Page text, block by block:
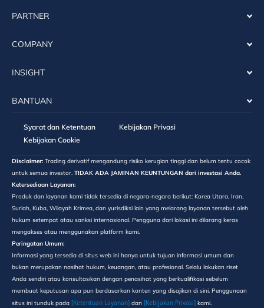
PARTNER
COMPANY
INSIGHT
BANTUAN
Syarat dan Ketentuan
Kebijakan Privasi
Kebijakan Cookie
Disclaimer: Trading derivatif mengandung risiko kerugian tinggi dan belum tentu cocok
untuk semua investor. TIDAK ADA JAMINAN KEUNTUNGAN dari investasi Anda.
Ketersediaan Layanan:
Produk dan layanan kami tidak tersedia di negara-negara berikut: Korea Utara, Iran,
Suriah, Kuba, Wilayah Krimea, dan yurisdiksi lain yang melarang layanan tersebut oleh
hukum setempat atau sanksi internasional. Pengguna dari lokasi ini dilarang keras
mengakses atau menggunakan platform kami.
Peringatan Umum:
Informasi yang tersedia di situs web ini hanya untuk tujuan informasi umum dan
bukan merupakan nasihat hukum, keuangan, atau profesional. Selalu lakukan riset
Anda sendiri atau konsultasikan dengan penasihat yang berkualifikasi sebelum
membuat keputusan apa pun berdasarkan konten yang disajikan di sini. Penggunaan
situs ini tunduk pada [Ketentuan Layanan] dan [Kebijakan Privasi] kami.